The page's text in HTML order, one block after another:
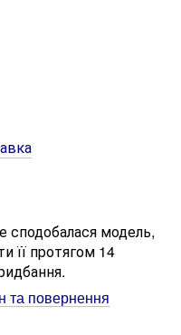
сподобалася модель,
її протягом 14
та повернення